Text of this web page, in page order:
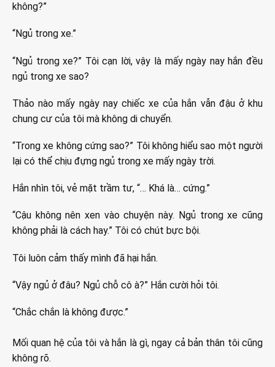
không?”
“Ngủ trong xe.”
“Ngủ trong xe?” Tôi cạn lời, vậy là mấy ngày nay hắn đều
ngủ trong xe sao?
Thảo nào mấy ngày nay chiếc xe của hắn vẫn đậu ở khu
chung cư của tôi mà không di chuyển.
“Trong xe không cứng sao?” Tôi không hiểu sao một người
lại có thể chịu đựng ngủ trong xe mấy ngày trời.
Hắn nhìn tôi, vẻ mặt trầm tư, “… Khá là… cứng.”
“Cậu không nên xen vào chuyện này. Ngủ trong xe cũng
không phải là cách hay.” Tôi có chút bực bội.
Tôi luôn cảm thấy mình đã hại hắn.
“Vậy ngủ ở đâu? Ngủ chỗ cô à?” Hắn cười hỏi tôi.
“Chắc chắn là không được.”
Mối quan hệ của tôi và hắn là gì, ngay cả bản thân tôi cũng
không rõ.